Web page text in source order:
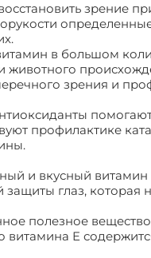
зрение
в большом
и животного
зрения и
профилактике
и вкусный
глаз, которая
полезное
витамина E